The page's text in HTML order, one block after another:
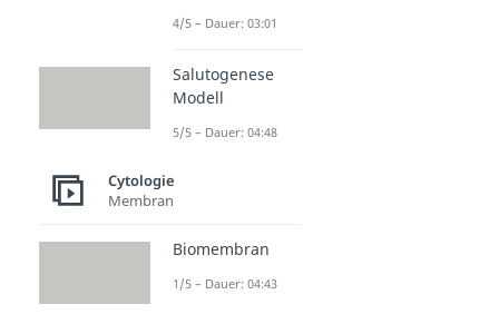
4/5 – Dauer: 03:01
Salutogenese
Modell
5/5 – Dauer: 04:48
Cytologie
Membran
Biomembran
1/5 – Dauer: 04:43